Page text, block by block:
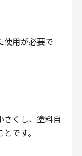
使用が必要で
さくし、塗料自
です。